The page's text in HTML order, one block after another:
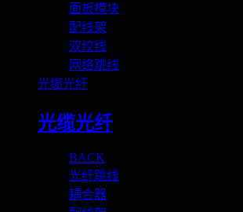
面板模块
配线架
双绞线
网络跳线
光缆光纤
光缆光纤
BACK
光纤跳线
耦合器